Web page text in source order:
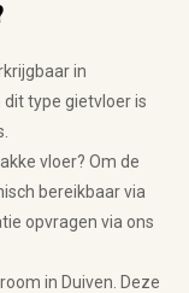
in
dit type gietvloer is
vloer? Om de
bereikbaar via
opvragen via ons
in Duiven. Deze